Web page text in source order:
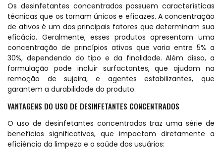
Os desinfetantes concentrados possuem características
técnicas que os tornam únicos e eficazes. A concentração
de ativos é um dos principais fatores que determinam sua
eficácia. Geralmente, esses produtos apresentam uma
concentração de princípios ativos que varia entre 5% a
30%, dependendo do tipo e da finalidade. Além disso, a
formulação pode incluir surfactantes, que ajudam na
remoção de sujeira, e agentes estabilizantes, que
garantem a durabilidade do produto.
VANTAGENS DO USO DE DESINFETANTES CONCENTRADOS
O uso de desinfetantes concentrados traz uma série de
benefícios significativos, que impactam diretamente a
eficiência da limpeza e a saúde dos usuários: